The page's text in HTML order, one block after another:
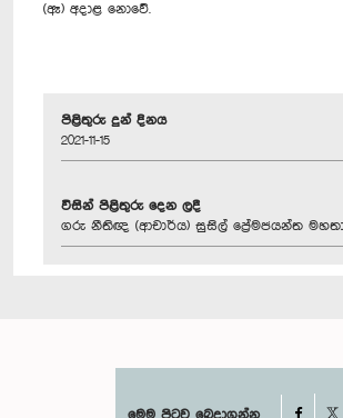
(ඈ) අදාළ නොවේ.
පිළිතුරු දුන් දිනය
2021-11-15
විසින් පිළිතුරු දෙන ලදී
ගරු නීතිඥ (ආචාර්ය) සුසිල් ප්‍රේමජයන්ත මහතා,
මෙම පිටුව බෙදාගන්න